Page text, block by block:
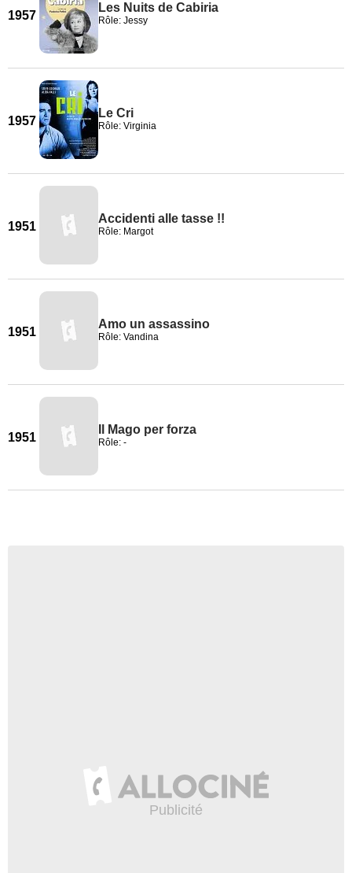
1957
Les Nuits de Cabiria
Rôle: Jessy
1957
Le Cri
Rôle: Virginia
1951
Accidenti alle tasse !!
Rôle: Margot
1951
Amo un assassino
Rôle: Vandina
1951
Il Mago per forza
Rôle: -